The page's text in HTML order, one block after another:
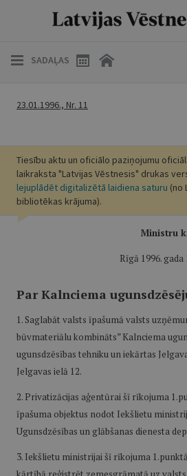
SADAĻAS
23.01.1996., Nr. 11
Tiesību aktu un oficiālo paziņojumu
laikraksta "Latvijas Vēstnesis" drukas
lejuplādēt digitalizētā laidiena saturu (no
bibliotēkas krājuma).
Ministru
Rīgā 1996.
Par Kalnciema
1. Saglabāt valsts īpašumā valsts
būvmateriālu kombināts” Kalnciema
ugunsdzēsības tehniku un iekārtas
Jelgavas ielā 12.
2. Privatizācijas aģentūrai šī rīkojuma
īpašuma objektus nodot Iekšlietu
Ugunsdzēsības un glābšanas dienesta
3. Iekšlietu ministrijai šī rīkojuma